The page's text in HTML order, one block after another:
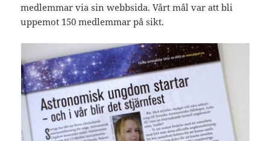
medlemmar via sin webbsida. Vårt mål var att bli
uppemot 150 medlemmar på sikt.